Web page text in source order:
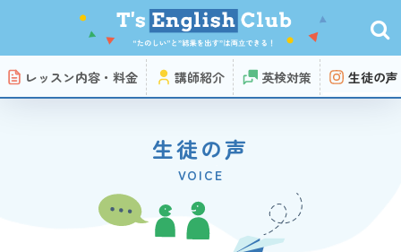
レッスン内容・料金 講師紹介 英検対策 生徒の声
生徒の声
VOICE